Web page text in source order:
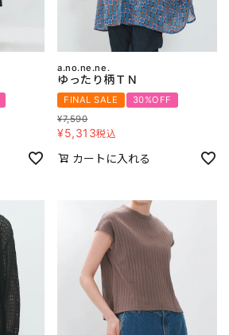
a.no.ne.ne.
ゆったり柄ＴＮ
FINAL SALE
30%OFF
¥7,590
¥5,313税込
カートに入れる